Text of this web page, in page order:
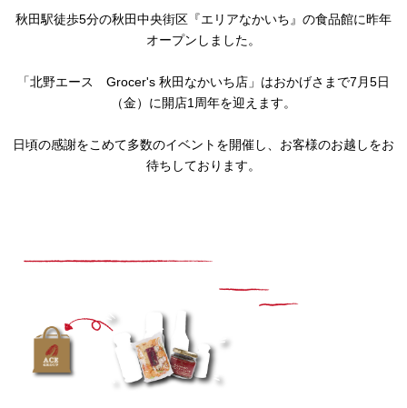
秋田駅徒歩5分の秋田中央街区『エリアなかいち』の食品館に昨年
オープンしました。
「北野エース Grocer's 秋田なかいち店」はおかげさまで7月5日
（金）に開店1周年を迎えます。
日頃の感謝をこめて多数のイベントを開催し、お客様のお越しをお
待ちしております。